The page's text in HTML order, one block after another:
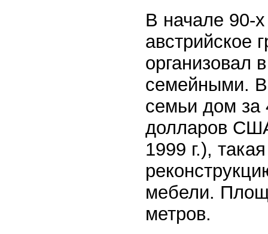
В начале 90-
австрийское
организовал
семейными. В
семьи дом за
долларов
1999 г.),
мебели.
метров.